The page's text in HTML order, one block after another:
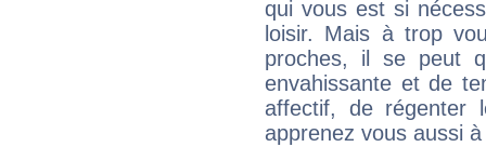
qui vous est si
loisir. Mais à trop
proches, il se peut
envahissante et de
affectif, de régenter
apprenez vous aussi